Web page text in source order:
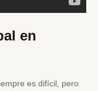
en
es difícil, pero